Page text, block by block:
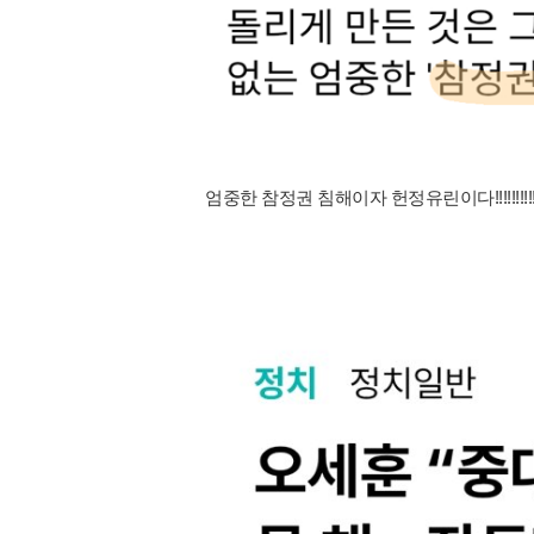
엄중한 참정권 침해이자 헌정유린이다